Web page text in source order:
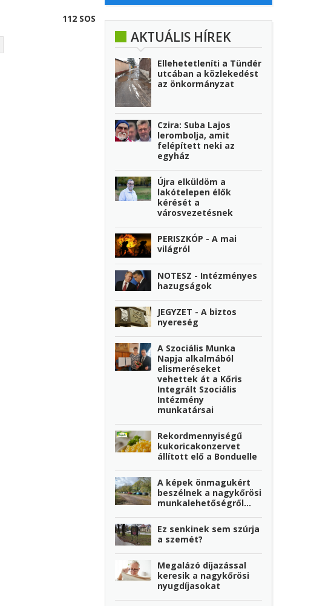
112 SOS
AKTUÁLIS HÍREK
Ellehetetleníti a Tündér
utcában a közlekedést
az önkormányzat
Czira: Suba Lajos
lerombolja, amit
felépített neki az
egyház
Újra elküldöm a
lakótelepen élők
kérését a
városvezetésnek
PERISZKÓP - A mai
világról
NOTESZ - Intézményes
hazugságok
JEGYZET - A biztos
nyereség
A Szociális Munka
Napja alkalmából
elismeréseket
vehettek át a Kőris
Integrált Szociális
Intézmény
munkatársai
Rekordmennyiségű
kukoricakonzervet
állított elő a Bonduelle
A képek önmagukért
beszélnek a nagykőrösi
munkalehetőségről…
Ez senkinek sem szúrja
a szemét?
Megalázó díjazással
keresik a nagykőrösi
nyugdíjasokat